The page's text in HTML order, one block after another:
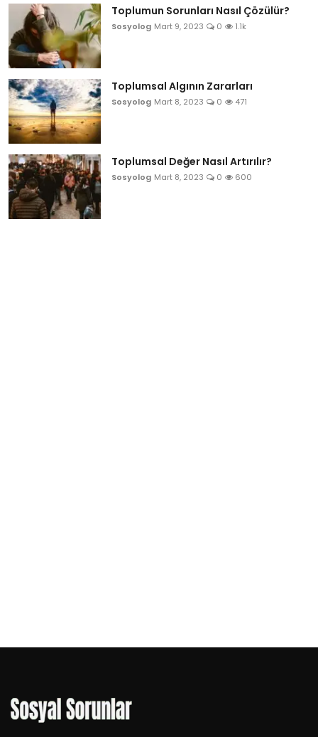
Toplumun Sorunları Nasıl Çözülür?
Sosyolog Mart 9, 2023 0 1.1k
Toplumsal Algının Zararları
Sosyolog Mart 8, 2023 0 471
Toplumsal Değer Nasıl Artırılır?
Sosyolog Mart 8, 2023 0 600